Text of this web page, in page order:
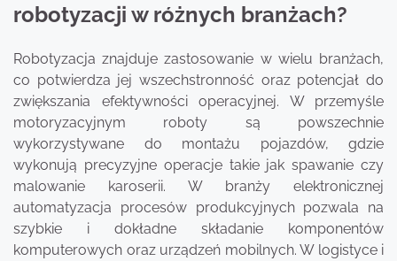
robotyzacji w różnych branżach?
Robotyzacja znajduje zastosowanie w wielu branżach,
co potwierdza jej wszechstronność oraz potencjał do
zwiększania efektywności operacyjnej. W przemyśle
motoryzacyjnym roboty są powszechnie
wykorzystywane do montażu pojazdów, gdzie
wykonują precyzyjne operacje takie jak spawanie czy
malowanie karoserii. W branży elektronicznej
automatyzacja procesów produkcyjnych pozwala na
szybkie i dokładne składanie komponentów
komputerowych oraz urządzeń mobilnych. W logistyce i